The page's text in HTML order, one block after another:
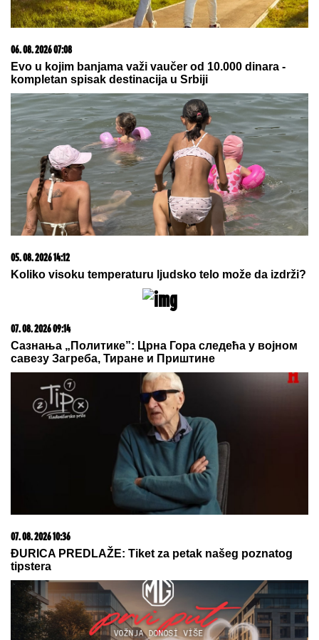
06. 08. 2026 07:08
Evo u kojim banjama važi vaučer od 10.000 dinara -
kompletan spisak destinacija u Srbiji
05. 08. 2026 14:12
Koliko visoku temperaturu ljudsko telo može da izdrži?
07. 08. 2026 09:14
Сазнања „Политике”: Црна Гора следећа у војном
савезу Загреба, Тиране и Приштине
07. 08. 2026 10:36
ĐURICA PREDLAŽE: Tiket za petak našeg poznatog
tipstera